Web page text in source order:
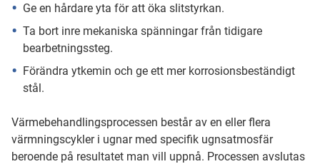
Ge en hårdare yta för att öka slitstyrkan.
Ta bort inre mekaniska spänningar från tidigare
bearbetningssteg.
Förändra ytkemin och ge ett mer korrosionsbeständigt
stål.
Värmebehandlingsprocessen består av en eller flera
värmningscykler i ugnar med specifik ugnsatmosfär
beroende på resultatet man vill uppnå. Processen avslutas